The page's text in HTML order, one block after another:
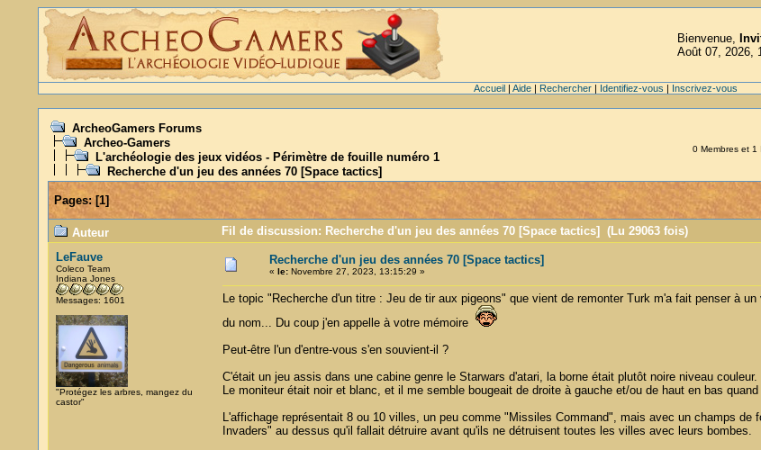
Bienvenue,
Août 07, 2026,
Accueil| Aide| Rechercher| Identifiez-vous | Inscrivez-vous
ArcheoGamers Forums
Archeo-Gamers
L'archéologie des jeux vidéos - Périmètre de fouille numéro 1
Recherche d'un jeu des années 70 [Space tactics]
0 Membres et 1
Pages:[1]
Auteur
Fil de discussion: Recherche d'un jeu des années 70 [Space tactics] (Lu 29063 fois)
LeFauve
Coleco Team
Indiana Jones
Messages: 1601
"Protégez les arbres, mangez du
castor"
Recherche d'un jeu des années 70 [Space tactics]
« le:Novembre 27, 2023, 13:15:29 »
Le topic "Recherche d'un titre : Jeu de tir aux pigeons" que vient de remonter Turk m'a fait penser à
du nom... Du coup j'en appelle à votre mémoire
Peut-être l'un d'entre-vous s'en souvient-il ?
C'était un jeu assis dans une cabine genre le Starwars d'atari, la borne était plutôt noire niveau couleur.
Le moniteur était noir et blanc, et il me semble bougeait de droite à gauche et/ou de haut en bas
L'affichage représentait 8 ou 10 villes, un peu comme "Missiles Command", mais avec un champs
Invaders" au dessus qu'il fallait détruire avant qu'ils ne détruisent toutes les villes avec leurs bombes.